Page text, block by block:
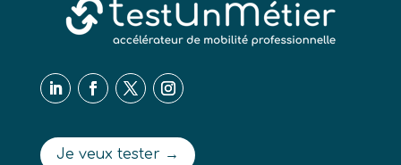
Je veux tester →